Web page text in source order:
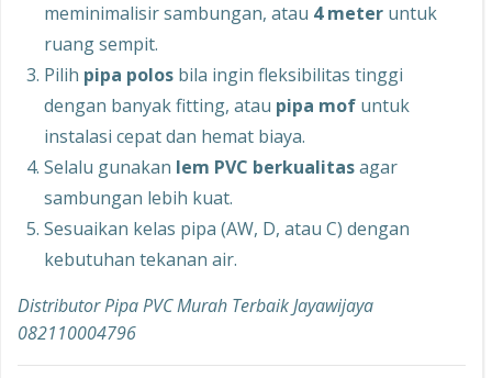
meminimalisir sambungan, atau 4 meter untuk
ruang sempit.
Pilih pipa polos bila ingin fleksibilitas tinggi
dengan banyak fitting, atau pipa mof untuk
instalasi cepat dan hemat biaya.
Selalu gunakan lem PVC berkualitasagar
sambungan lebih kuat.
Sesuaikan kelas pipa (AW, D, atau C) dengan
kebutuhan tekanan air.
Distributor Pipa PVC Murah Terbaik Jayawijaya
082110004796